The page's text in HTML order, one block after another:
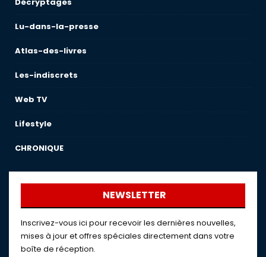
Lu-dans-la-presse
Atlas-des-livres
Les-indiscrets
Web TV
Lifestyle
CHRONIQUE
NEWSLETTER
Inscrivez-vous ici pour recevoir les dernières nouvelles,
mises à jour et offres spéciales directement dans votre
boîte de réception.